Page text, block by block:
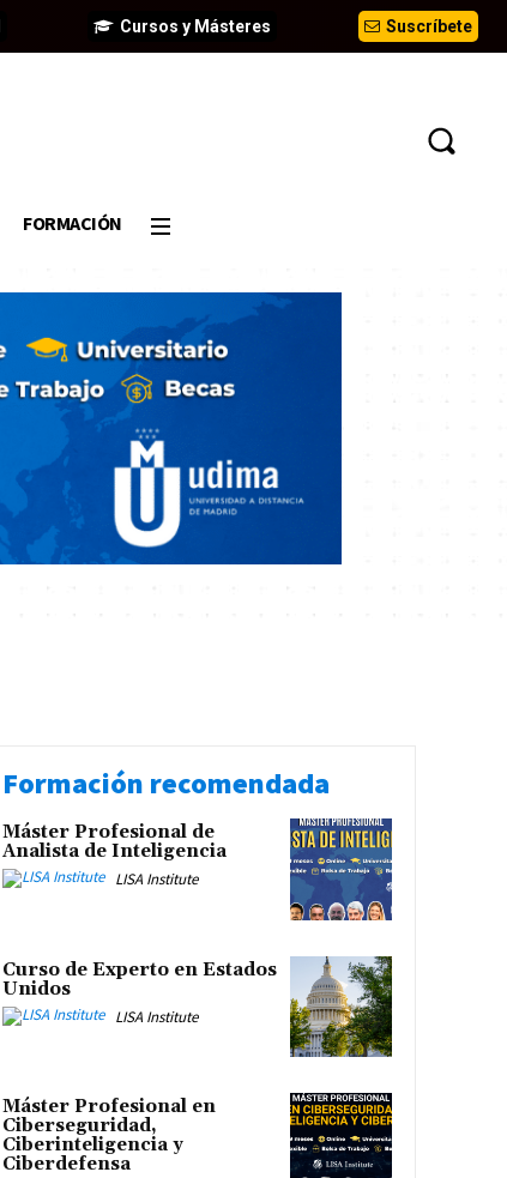
Suscríbete
Cursos y Másteres
FORMACIÓN
Formación recomendada
Máster Profesional de
Analista de Inteligencia
LISA Institute
Curso de Experto en Estados
Unidos
LISA Institute
Máster Profesional en
Ciberseguridad,
Ciberinteligencia y
Ciberdefensa